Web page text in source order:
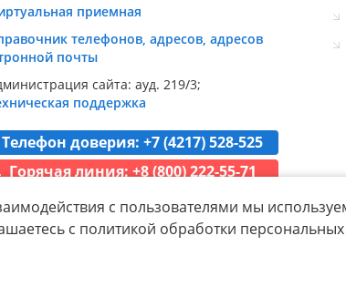
с пользователями мы
с политикой обработки
приемная
телефонов, адресов, адресов
почты
сайта: ауд. 219/3;
поддержка
Телефон доверия: +7 (4217) 528-525
Горячая линия: +8 (800) 222-55-71